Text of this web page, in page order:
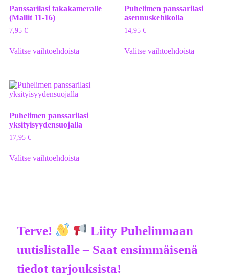
Panssarilasi takakameralle
(Mallit 11-16)
7,95 €
Valitse vaihtoehdoista
Puhelimen panssarilasi
asennuskehikolla
14,95 €
Valitse vaihtoehdoista
Puhelimen panssarilasi
yksityisyydensuojalla
17,95 €
Valitse vaihtoehdoista
Terve!
Liity Puhelinmaan
uutislistalle – Saat ensimmäisenä
tiedot tarjouksista!